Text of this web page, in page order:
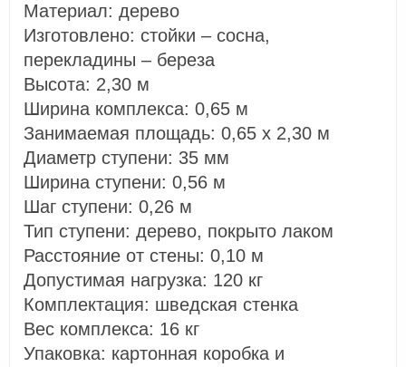
Материал: дерево
Изготовлено: стойки – сосна,
перекладины – береза
Высота: 2,30 м
Ширина комплекса: 0,65 м
Занимаемая площадь: 0,65 х 2,30 м
Диаметр ступени: 35 мм
Ширина ступени: 0,56 м
Шаг ступени: 0,26 м
Тип ступени: дерево, покрыто лаком
Расстояние от стены: 0,10 м
Допустимая нагрузка: 120 кг
Комплектация: шведская стенка
Вес комплекса: 16 кг
Упаковка: картонная коробка и